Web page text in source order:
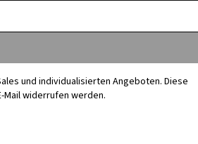
und individualisierten Angeboten. Diese
Mail widerrufen werden.